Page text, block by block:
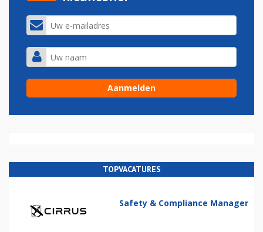
TOPVACATURES
Safety & Compliance Manager